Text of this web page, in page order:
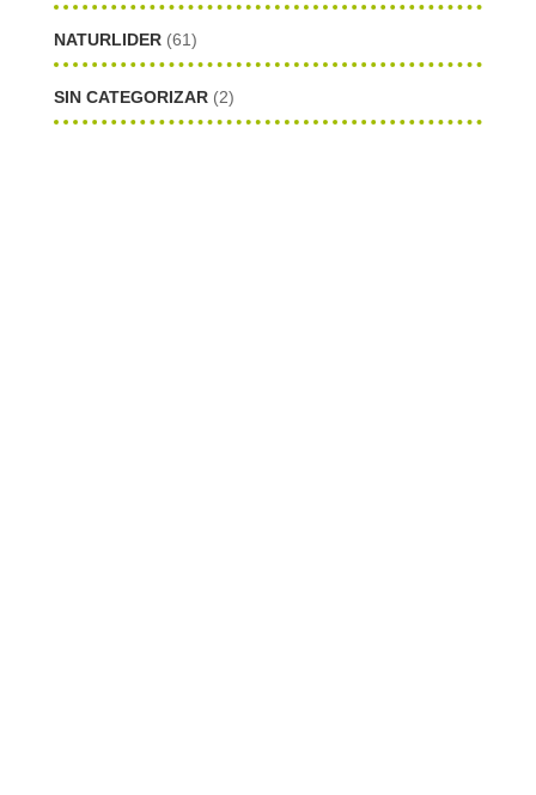
NATURLIDER (61)
SIN CATEGORIZAR (2)